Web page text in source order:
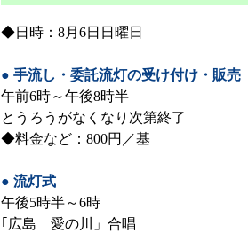
◆日時：8月6日日曜日
● 手流し・委託流灯の受け付け・販売
午前6時～午後8時半
とうろうがなくなり次第終了
◆料金など：800円／基
● 流灯式
午後5時半～6時
｢広島 愛の川」合唱